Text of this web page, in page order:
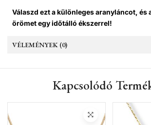
Válaszd ezt a különleges aranyláncot, és
örömet egy időtálló ékszerrel!
VÉLEMÉNYEK (0)
Kapcsolódó